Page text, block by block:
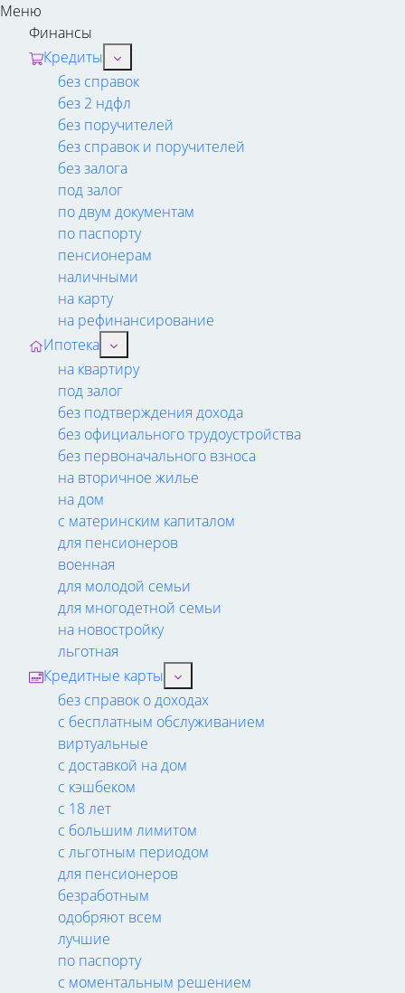
Меню
Финансы
Кредиты
без справок
без 2 ндфл
без поручителей
без справок и поручителей
без залога
под залог
по двум документам
по паспорту
пенсионерам
наличными
на карту
на рефинансирование
Ипотека
на квартиру
под залог
без подтверждения дохода
без официального трудоустройства
без первоначального взноса
на вторичное жилье
на дом
с материнским капиталом
для пенсионеров
военная
для молодой семьи
для многодетной семьи
на новостройку
льготная
Кредитные карты
без справок о доходах
с бесплатным обслуживанием
виртуальные
с доставкой на дом
с кэшбеком
с 18 лет
с большим лимитом
с льготным периодом
для пенсионеров
безработным
одобряют всем
лучшие
по паспорту
с моментальным решением